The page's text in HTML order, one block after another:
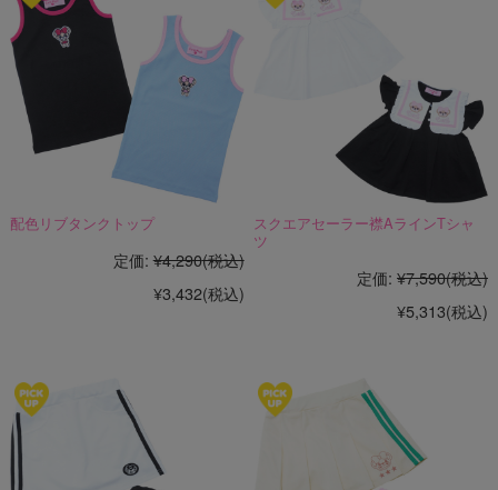
配色リブタンクトップ
定価: ¥4,290(税込)
¥3,432(税込)
スクエアセーラー襟AラインTシャ
ツ
定価: ¥7,590(税込)
¥5,313(税込)